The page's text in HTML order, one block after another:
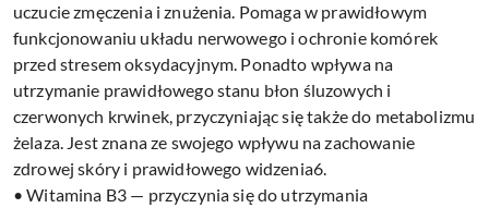
uczucie zmęczenia i znużenia. Pomaga w prawidłowym
funkcjonowaniu układu nerwowego i ochronie komórek
przed stresem oksydacyjnym. Ponadto wpływa na
utrzymanie prawidłowego stanu błon śluzowych i
czerwonych krwinek, przyczyniając się także do metabolizmu
żelaza. Jest znana ze swojego wpływu na zachowanie
zdrowej skóry i prawidłowego widzenia6.
• Witamina B3 — przyczynia się do utrzymania